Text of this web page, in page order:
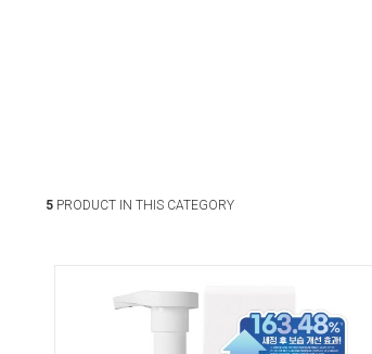
5 PRODUCT IN THIS CATEGORY